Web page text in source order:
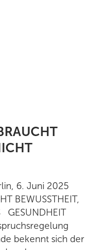
6. Juni 2025
BEWUSSTHEIT,
GESUNDHEIT
bekennt sich der